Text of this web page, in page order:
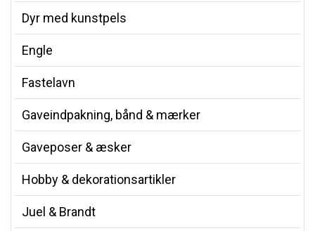
Dyr med kunstpels
Engle
Fastelavn
Gaveindpakning, bånd & mærker
Gaveposer & æsker
Hobby & dekorationsartikler
Juel & Brandt